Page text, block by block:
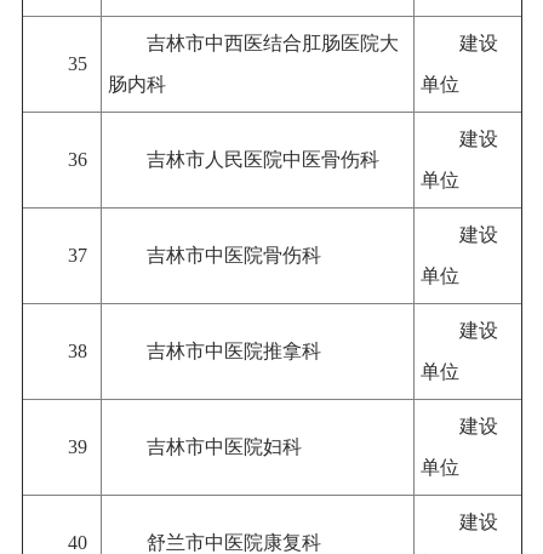
35
吉林市中西医结合肛肠医院大
肠内科
建设
单位
36 吉林市人民医院中医骨伤科
建设
单位
37 吉林市中医院骨伤科
建设
单位
38 吉林市中医院推拿科
建设
单位
39 吉林市中医院妇科
建设
单位
40 舒兰市中医院康复科
建设